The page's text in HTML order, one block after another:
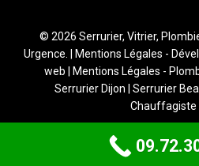
© 2026 Serrurier, Vitrier,
Urgence. |
Mentions Légales -
web
Mentions Légales -
Serrurier Dijon |Serrurier
Chauffagiste